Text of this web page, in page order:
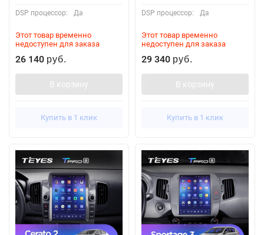
DSP процессор: Да
Этот товар временно
недоступен для заказа
26 140 руб.
В корзину
Купить в 1 клик
DSP процессор: Да
Этот товар временно
недоступен для заказа
29 340 руб.
В корзину
Купить в 1 клик